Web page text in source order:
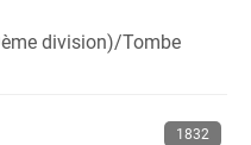
division)/Tombe
1832